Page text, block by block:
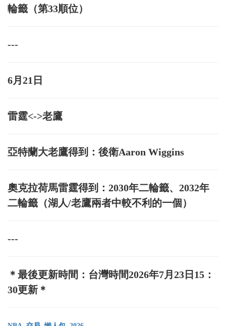
輪籤（第33順位）
---
6月21日
雷霆<->老鷹
亞特蘭大老鷹得到：後衛Aaron Wiggins
奧克拉荷馬雷霆得到：2030年二輪籤、2032年
二輪籤（湖人/老鷹兩者中較不利的一個）
---
＊最後更新時間：台灣時間2026年7月23日15：
30更新＊